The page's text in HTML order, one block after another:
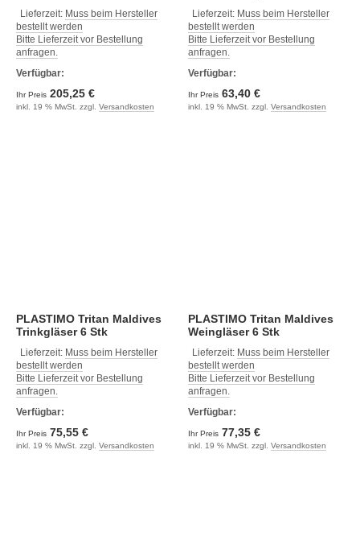
Lieferzeit: Muss beim Hersteller
bestellt werden
Bitte Lieferzeit vor Bestellung
anfragen.
Verfügbar:
Ihr Preis 205,25 €
inkl. 19 % MwSt. zzgl. Versandkosten
Lieferzeit: Muss beim Hersteller
bestellt werden
Bitte Lieferzeit vor Bestellung
anfragen.
Verfügbar:
Ihr Preis 63,40 €
inkl. 19 % MwSt. zzgl. Versandkosten
PLASTIMO Tritan Maldives
Trinkgläser 6 Stk
Lieferzeit: Muss beim Hersteller
bestellt werden
Bitte Lieferzeit vor Bestellung
anfragen.
Verfügbar:
Ihr Preis 75,55 €
inkl. 19 % MwSt. zzgl. Versandkosten
PLASTIMO Tritan Maldives
Weingläser 6 Stk
Lieferzeit: Muss beim Hersteller
bestellt werden
Bitte Lieferzeit vor Bestellung
anfragen.
Verfügbar:
Ihr Preis 77,35 €
inkl. 19 % MwSt. zzgl. Versandkosten